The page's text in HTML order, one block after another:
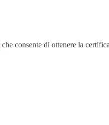
che consente di ottenere la